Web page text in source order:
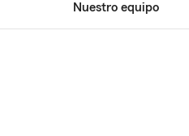
Nuestro equipo